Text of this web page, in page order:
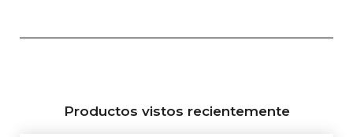
Productos vistos recientemente